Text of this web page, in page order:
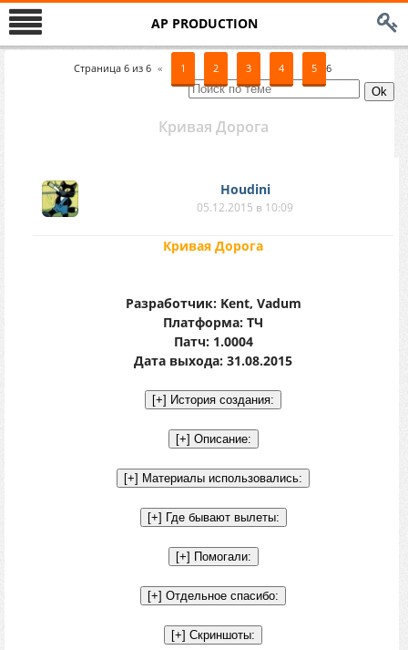
AP PRODUCTION
Страница 6 из 6 « 1 2 3 4 5 6
Кривая Дорога
Houdini
05.12.2015 в 10:09
Кривая Дорога
Разработчик: Kent, Vadum
Платформа: ТЧ
Патч: 1.0004
Дата выхода: 31.08.2015